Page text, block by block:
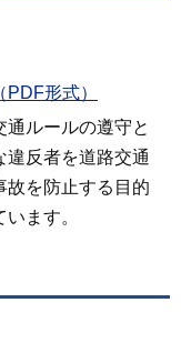
形式）
ルールの遵守と
違反者を道路交通
故を防止する目的
ます。